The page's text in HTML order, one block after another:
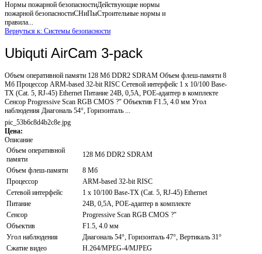
Нормы пожарной безопасностиДействующие нормы
пожарной безопасностиСНиПыСтроительные нормы и
правила...
Вернуться к: Системы безопасности
Ubiquti AirCam 3-pack
Объем оперативной памяти 128 Мб DDR2 SDRAM Объем флеш-памяти 8
Мб Процессор ARM-based 32-bit RISC Сетевой интерфейс 1 x 10/100 Base-
TX (Cat. 5, RJ-45) Ethernet Питание 24В, 0,5А, POE-адаптер в комплекте
Сенсор Progressive Scan RGB CMOS ?" Объектив F1.5, 4.0 мм Угол
наблюдения Диагональ 54°, Горизонталь ...
pic_53b6c8d4b2c8e.jpg
Цена:
Описание
Объем оперативной
памяти
128 Мб DDR2 SDRAM
Объем флеш-памяти
8 Мб
Процессор
ARM-based 32-bit RISC
Сетевой интерфейс
1 x 10/100 Base-TX (Cat. 5, RJ-45) Ethernet
Питание
24В, 0,5А, POE-адаптер в комплекте
Сенсор
Progressive Scan RGB CMOS ?"
Объектив
F1.5, 4.0 мм
Угол наблюдения
Диагональ 54°, Горизонталь 47°, Вертикаль 31°
Сжатие видео
H.264/MPEG-4/MJPEG